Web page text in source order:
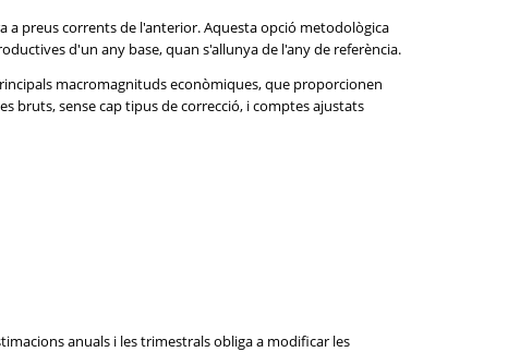
a preus corrents de l'anterior. Aquesta opció metodològica
d'un any base, quan s'allunya de l'any de referència.
macromagnituds econòmiques, que proporcionen
bruts, sense cap tipus de correcció, i comptes ajustats
anuals i les trimestrals obliga a modificar les